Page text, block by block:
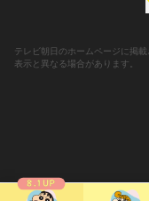
8.1 UP
テレビ朝日のホームページに掲
表示と異なる場合があります。